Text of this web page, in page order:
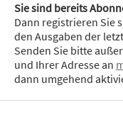
Sie sind bereits
Dann registrieren Sie
den Ausgaben der
Senden Sie bitte
und Ihrer Adresse an
dann umgehend